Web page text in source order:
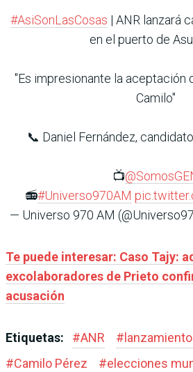
#AsiSonLasCosas | ANR lanzará
en el puerto de
"Es impresionante la aceptación
Camilo"
📞 Daniel Fernández,
📺
📻#Universo970AM
— Universo 970 AM
Te puede interesar: Caso Tajy:
excolaboradores de Prieto
acusación
Etiquetas: #ANR #
#Camilo Pérez #elecciones